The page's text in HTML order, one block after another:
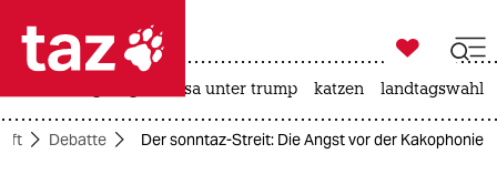
 taz zahl ich
taz zahl ich

taz zahl ich
usa unter trump katzen landtagswahl
Debatte Der sonntaz-Streit: Die Angst vor der Kakophonie